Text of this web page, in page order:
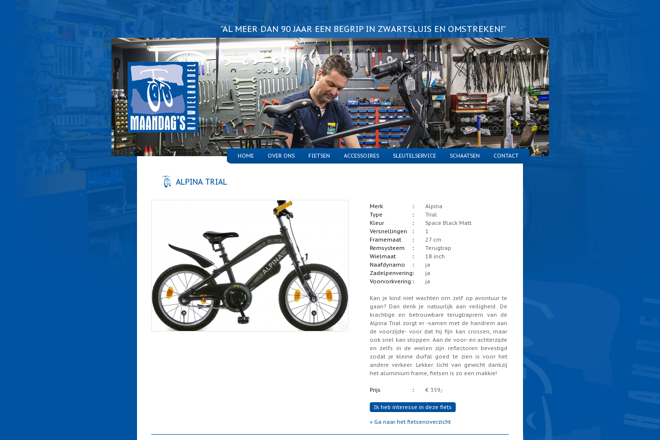
“AL MEER DAN 90 JAAR EEN BEGRIP IN ZWARTSLUIS EN OMSTREKEN!”
HOME OVER ONS FIETSEN ACCESSOIRES SLEUTELSERVICE SCHAATSEN CONTACT
ALPINA TRIAL
Merk
Alpina
Type
Trial
Kleur
Space Black Matt
Versnellingen
1
Framemaat
27 cm
Remsysteem
Terugtrap
Wielmaat
18 inch
Naafdynamo
ja
Zadelpenvering
ja
Voorvorkvering
ja
Kan je kind niet wachten om zelf op avontuur te
gaan? Dan denk je natuurlijk aan veiligheid. De
krachtige en betrouwbare terugtraprem van de
Alpina Trial zorgt er -samen met de handrem aan
de voorzijde- voor dat hij fijn kan crossen, maar
ook snel kan stoppen. Aan de voor- en achterzijde
en zelfs in de wielen zijn reflectoren bevestigd
zodat je kleine durfal goed te zien is voor het
andere verkeer. Lekker licht van gewicht dankzij
het aluminium frame, fietsen is zo een makkie!
Prijs € 359,-
Ik heb interesse in deze fiets
« Ga naar het fietsenoverzicht